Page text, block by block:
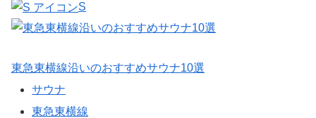
S
東急東横線沿いのおすすめサウナ10選
サウナ
東急東横線